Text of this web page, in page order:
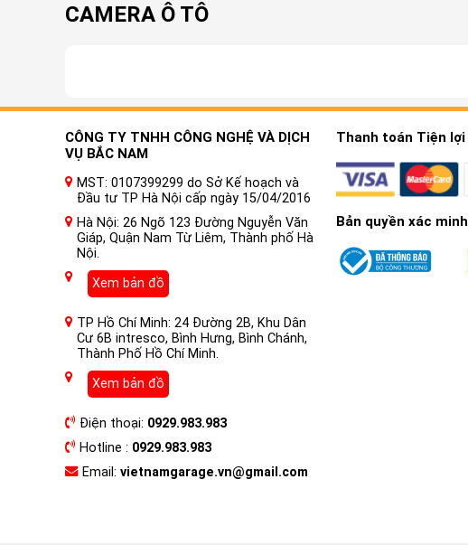
CAMERA Ô TÔ
CÔNG TY TNHH CÔNG NGHỆ VÀ DỊCH
VỤ BẮC NAM
MST: 0107399299 do Sở Kế hoạch và
Đầu tư TP Hà Nội cấp ngày 15/04/2016
Hà Nội: 26 Ngõ 123 Đường Nguyễn Văn
Giáp, Quận Nam Từ Liêm, Thành phố Hà
Nội.
Xem bản đồ
TP Hồ Chí Minh: 24 Đường 2B, Khu Dân
Cư 6B intresco, Bình Hưng, Bình Chánh,
Thành Phố Hồ Chí Minh.
Xem bản đồ
Điện thoại: 0929.983.983
Hotline : 0929.983.983
Email: vietnamgarage.vn@gmail.com
Thanh toán Tiện lợi
Bản quyền xác minh